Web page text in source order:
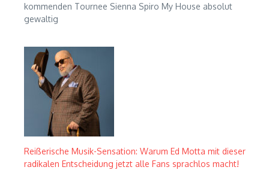
kommenden Tournee Sienna Spiro My House absolut
gewaltig
Reißerische Musik-Sensation: Warum Ed Motta mit dieser
radikalen Entscheidung jetzt alle Fans sprachlos macht!